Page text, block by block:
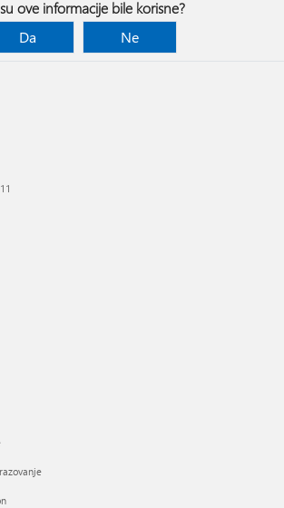
ove informacije bile korisne?
Da
Ne